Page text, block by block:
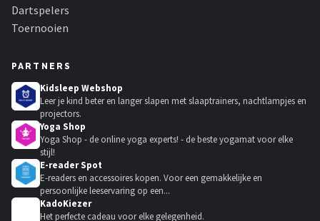
Dartspelers
Toernooien
PARTNERS
Kidsleep Webshop
Leer je kind beter en langer slapen met slaaptrainers, nachtlampjes en
projectors.
Yoga Shop
Yoga Shop - de online yoga experts! - de beste yogamat voor elke
stijl!
E-reader Spot
E-readers en accessoires kopen. Voor een gemakkelijke en
persoonlijke leeservaring op een...
KadoKiezer
Het perfecte cadeau voor elke gelegenheid.